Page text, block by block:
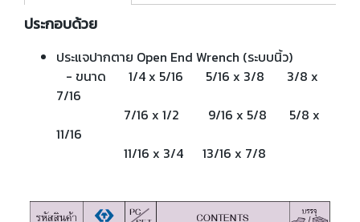
ประกอบด้วย
ประแจปากตาย Open End Wrench (ระบบนิ้ว)
- ขนาด 1/4 x 5/16 5/16 x 3/8 3/8 x
7/16
7/16 x 1/2 9/16 x 5/8 5/8 x
11/16
11/16 x 3/4 13/16 x 7/8